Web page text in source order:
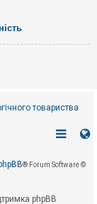
товариства
® Forum Software ©
phpBB